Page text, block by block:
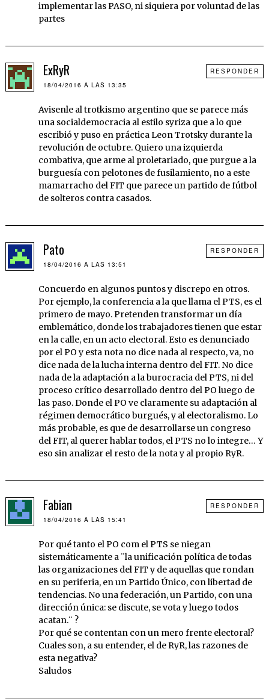
implementar las PASO, ni siquiera por voluntad de las
partes
ExRyR
18/04/2016 A LAS 13:35
Avisenle al trotkismo argentino que se parece más
una socialdemocracia al estilo syriza que a lo que
escribió y puso en práctica Leon Trotsky durante la
revolución de octubre. Quiero una izquierda
combativa, que arme al proletariado, que purgue a la
burguesía con pelotones de fusilamiento, no a este
mamarracho del FIT que parece un partido de fútbol
de solteros contra casados.
RESPONDER
Pato
18/04/2016 A LAS 13:51
Concuerdo en algunos puntos y discrepo en otros.
Por ejemplo, la conferencia a la que llama el PTS, es el
primero de mayo. Pretenden transformar un día
emblemático, donde los trabajadores tienen que estar
en la calle, en un acto electoral. Esto es denunciado
por el PO y esta nota no dice nada al respecto, va, no
dice nada de la lucha interna dentro del FIT. No dice
nada de la adaptación a la burocracia del PTS, ni del
proceso crítico desarrollado dentro del PO luego de
las paso. Donde el PO ve claramente su adaptación al
régimen democrático burgués, y al electoralismo. Lo
más probable, es que de desarrollarse un congreso
del FIT, al querer hablar todos, el PTS no lo integre… Y
eso sin analizar el resto de la nota y al propio RyR.
RESPONDER
Fabian
18/04/2016 A LAS 15:41
Por qué tanto el PO com el PTS se niegan
sistemáticamente a ¨la unificación política de todas
las organizaciones del FIT y de aquellas que rondan
en su periferia, en un Partido Único, con libertad de
tendencias. No una federación, un Partido, con una
dirección única: se discute, se vota y luego todos
acatan.¨ ?
Por qué se contentan con un mero frente electoral?
Cuales son, a su entender, el de RyR, las razones de
esta negativa?
Saludos
RESPONDER